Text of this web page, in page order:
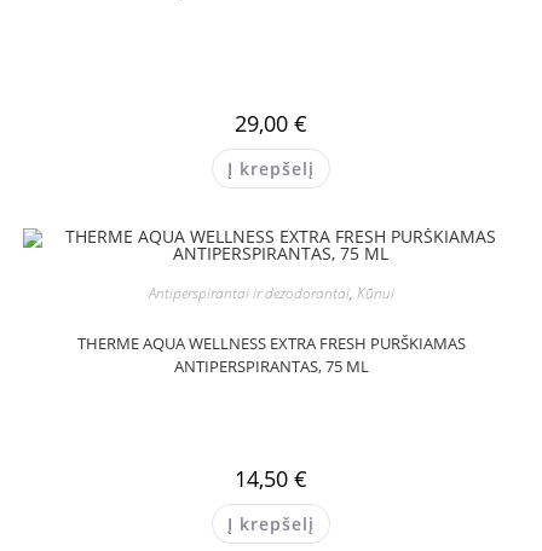
29,00 €
Į krepšelį
Antiperspirantai ir dezodorantai, Kūnui
THERME AQUA WELLNESS EXTRA FRESH PURŠKIAMAS
ANTIPERSPIRANTAS, 75 ML
14,50 €
Į krepšelį